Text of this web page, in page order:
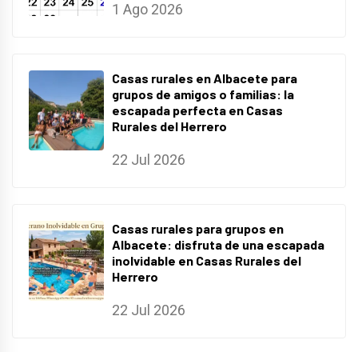
1 Ago 2026
Casas rurales en Albacete para
grupos de amigos o familias: la
escapada perfecta en Casas
Rurales del Herrero
22 Jul 2026
Casas rurales para grupos en
Albacete: disfruta de una escapada
inolvidable en Casas Rurales del
Herrero
22 Jul 2026